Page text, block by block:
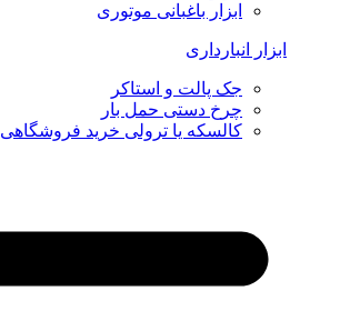
ابزار باغبانی موتوری
ابزار انبارداری
جک پالت و استاکر
چرخ دستی حمل بار
کالسکه یا ترولی خرید فروشگاهی